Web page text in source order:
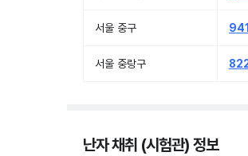
서울 중구
서울 중랑구
난자 채취 (시험관) 정보